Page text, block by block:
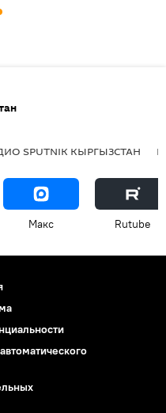
SPUTNIK КЫРГЫЗСТАН
Макс Rutube